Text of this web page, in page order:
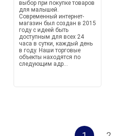
выбор при покупке товаров
для малышей.
Современный интернет-
магазин был создан в 2015
году с идеей быть
доступным для всех 24
часа в сутки, каждый день
в году. Наши торговые
объекты находятся по
следующим адр...